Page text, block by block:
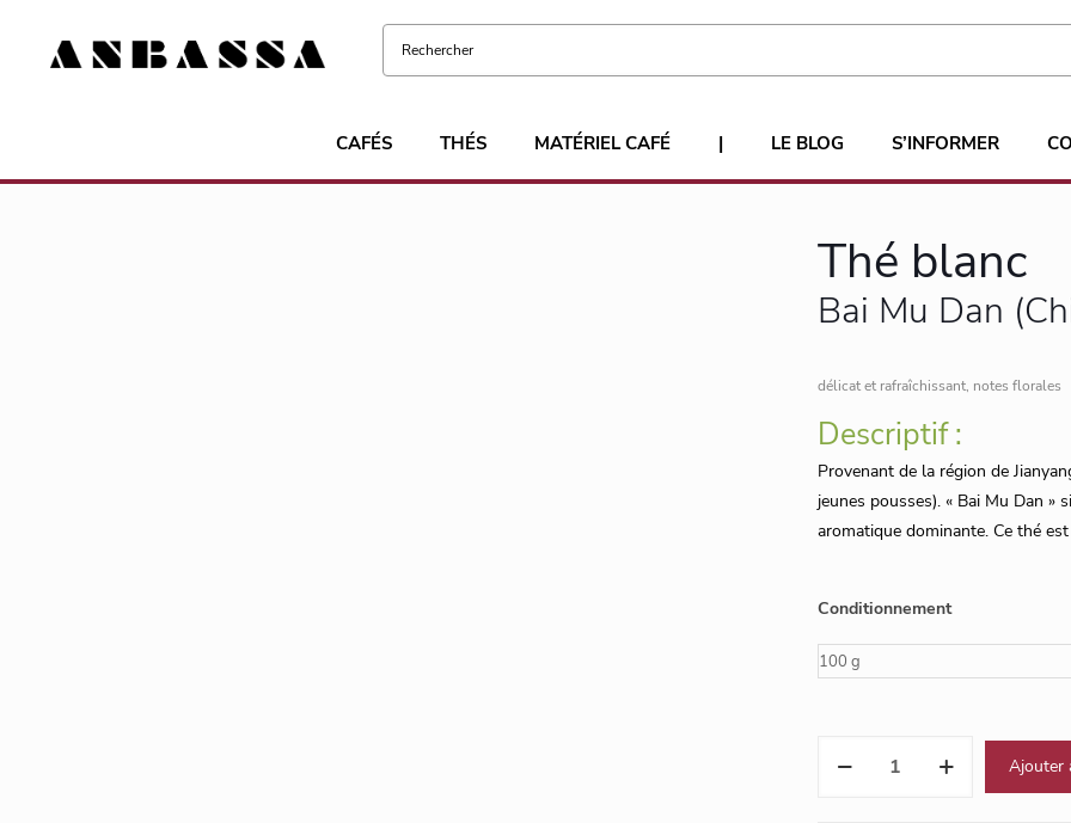
CAFÉS THÉS MATÉRIEL CAFÉ | LE BLOG S’INFORMER
Thé blanc
Bai Mu Dan
délicat et rafraîchissant, notes florales
Descriptif :
Provenant de la région de
jeunes pousses). « Bai Mu Dan »
aromatique dominante. Ce thé
Conditionnement
Ajouter